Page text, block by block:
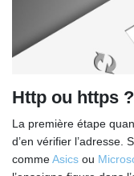
Http ou https ?
La première étape
d’en vérifier l’adresse.
commeAsics ou